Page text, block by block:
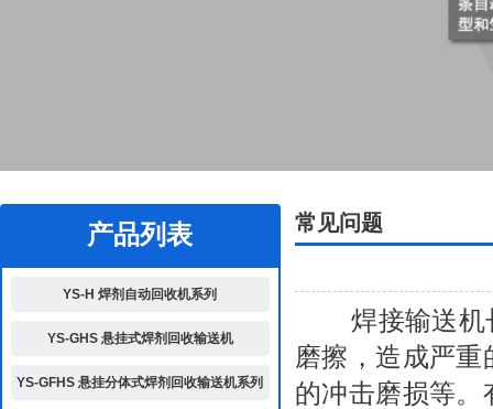
产品列表
YS-H 焊剂自动回收机系列
YS-GHS 悬挂式焊剂回收输送机
YS-GFHS 悬挂分体式焊剂回收输送机系列
常见问题
焊接输送机长
磨擦，造成严
的冲击磨损等